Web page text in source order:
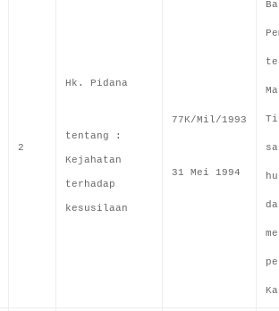
2
Hk. Pidana
tentang :
Kejahatan
terhadap
kesusilaan
77K/Mil/1993
31 Mei 1994